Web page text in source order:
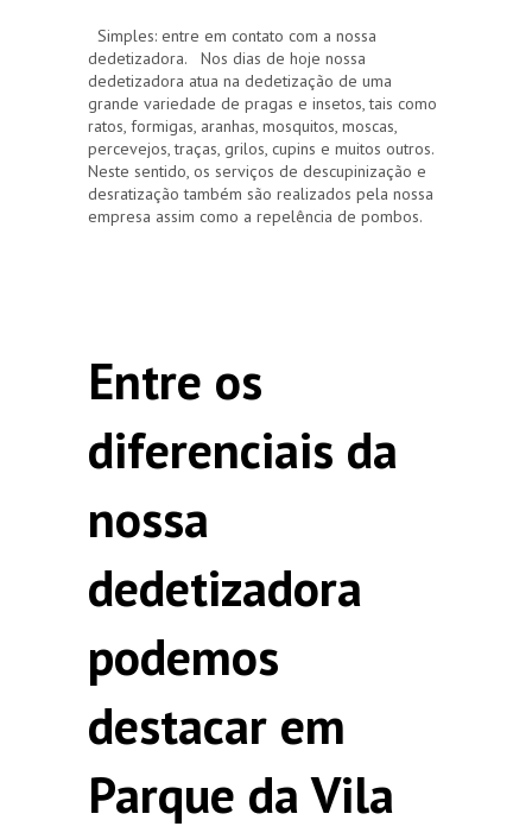
Simples: entre em contato com a nossa
dedetizadora. Nos dias de hoje nossa
dedetizadora atua na dedetização de uma
grande variedade de pragas e insetos, tais como
ratos, formigas, aranhas, mosquitos, moscas,
percevejos, traças, grilos, cupins e muitos outros.
Neste sentido, os serviços de descupinização e
desratização também são realizados pela nossa
empresa assim como a repelência de pombos.
Entre os
diferenciais da
nossa
dedetizadora
podemos
destacar em
Parque da Vila